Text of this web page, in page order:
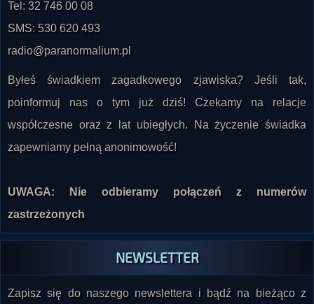
Tel: 32 746 00 08
SMS: 530 620 493
radio@paranormalium.pl
Byłeś świadkiem zagadkowego zjawiska? Jeśli tak,
poinformuj nas o tym już dziś! Czekamy na relacje
współczesne oraz z lat ubiegłych. Na życzenie świadka
zapewniamy pełną anonimowość!
UWAGA: Nie odbieramy połączeń z numerów
zastrzeżonych
NEWSLETTER
Zapisz się do naszego newslettera i bądź na bieżąco z